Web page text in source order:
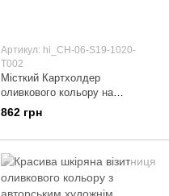
Артикул: hi_CH-06-S19-1020-
T002
Місткий Картхолдер
оливкового кольору на
кобурною гвинті, колекція "7
wonders of the world"
862 грн